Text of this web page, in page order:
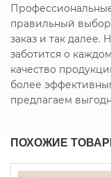
правильный
заказ и так
заботится о
качество
более
предлагаем
ПОХОЖИЕ